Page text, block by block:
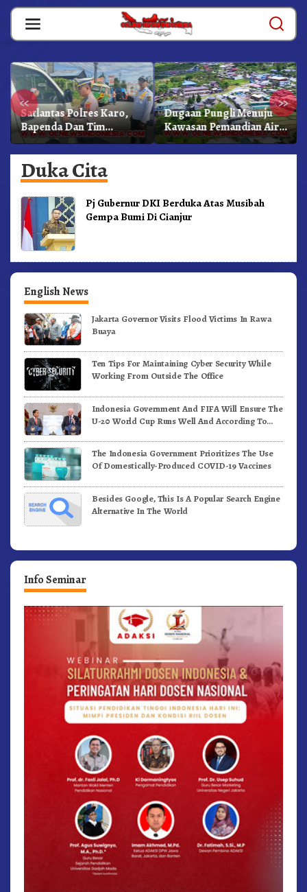
Skip
content
« »
Satlantas Polres Karo,
Bapenda Dan Tim
Lainnya Gelar Oprasi
Sadar Pajak Kenderaan
Dugaan Pungli Menuju
Kawasan Pemandian Air
Panas Semangat Gunung
– Doulu Foto Dan
Duka Cita
Pj Gubernur DKI Berduka Atas Musibah
Gempa Bumi Di Cianjur
English News
Jakarta Governor Visits Flood Victims In Rawa
Buaya
Ten Tips For Maintaining Cyber Security While
Working From Outside The Office
Indonesia Government And FIFA Will Ensure The
U-20 World Cup Runs Well And According To
The Indonesia Government Prioritizes The Use
Of Domestically-Produced COVID-19 Vaccines
Besides Google, This Is A Popular Search Engine
Alternative In The World
Info Seminar